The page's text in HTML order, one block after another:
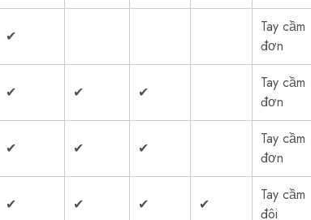
✔
Tay cầm
đơn
✔ ✔ ✔
Tay cầm
đơn
✔ ✔ ✔
Tay cầm
đơn
✔ ✔ ✔ ✔
Tay cầm
đôi